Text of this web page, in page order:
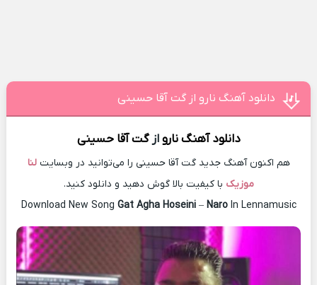
دانلود آهنگ نارو از گت آقا حسینی
دانلود آهنگ ناروازگت آقا حسینی
هم اکنون آهنگ جدید گت آقا حسینی را می‌توانید در وبسایتلنا
موزیک با کیفیت بالا گوش دهید و دانلود کنید.
Download New Song Gat Agha Hoseini– NaroIn Lennamusic